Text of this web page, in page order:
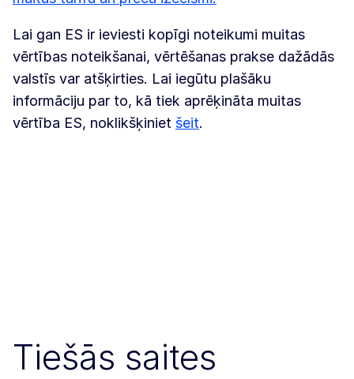
Lai gan ES ir ieviesti kopīgi noteikumi muitas
vērtības noteikšanai, vērtēšanas prakse dažādās
valstīs var atšķirties. Lai iegūtu plašāku
informāciju par to, kā tiek aprēķināta muitas
vērtība ES, noklikšķiniet šeit.
Tiešās saites